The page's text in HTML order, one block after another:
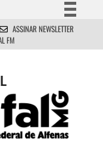
Simplifique!
Comunica BR
à informação
Legislação
Canais
ASSINAR NEWSLETTER
FM